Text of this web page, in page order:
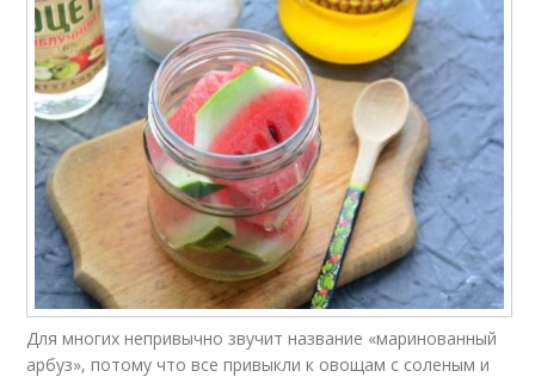
Для многих непривычно звучит название «маринованный
арбуз», потому что все привыкли к овощам с соленым и